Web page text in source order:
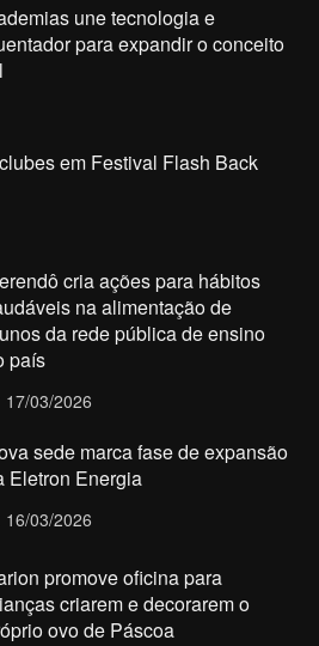
une tecnologia e
para expandir o conceito
em Festival Flash Back
cria ações para hábitos
na alimentação de
da rede pública de ensino
país
17/03/2026
sede marca fase de expansão
Eletron Energia
16/03/2026
promove oficina para
criarem e decorarem o
ovo de Páscoa